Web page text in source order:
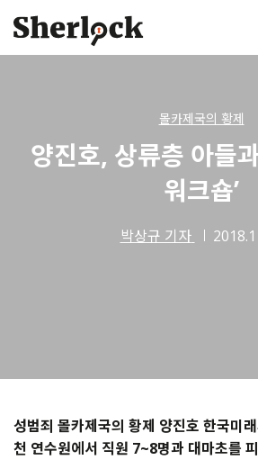
content
몰카제국의 황제
양진호, 상류층 아들
워크숍’
박상규 기자
성범죄 몰카제국의 황제 양진호 한국미
천 연수원에서 직원 7~8명과 대마초를